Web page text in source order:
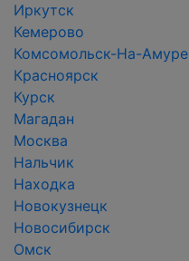
Иркутск
Кемерово
Комсомольск-На-Амуре
Красноярск
Курск
Магадан
Москва
Нальчик
Находка
Новокузнецк
Новосибирск
Омск